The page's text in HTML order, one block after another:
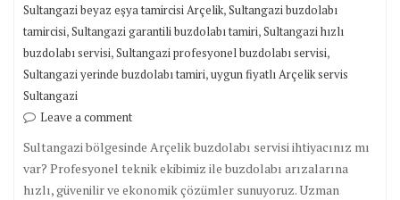
Sultangazi beyaz eşya tamircisi Arçelik,Sultangazi buzdolabı
tamircisi,Sultangazi garantili buzdolabı tamiri,Sultangazi hızlı
buzdolabı servisi,Sultangazi profesyonel buzdolabı servisi,
Sultangazi yerinde buzdolabı tamiri,uygun fiyatlı Arçelik servis
Sultangazi
Leave a comment
Sultangazi bölgesinde Arçelik buzdolabı servisi ihtiyacınız mı
var? Profesyonel teknik ekibimiz ile buzdolabı arızalarına
hızlı, güvenilir ve ekonomik çözümler sunuyoruz. Uzman